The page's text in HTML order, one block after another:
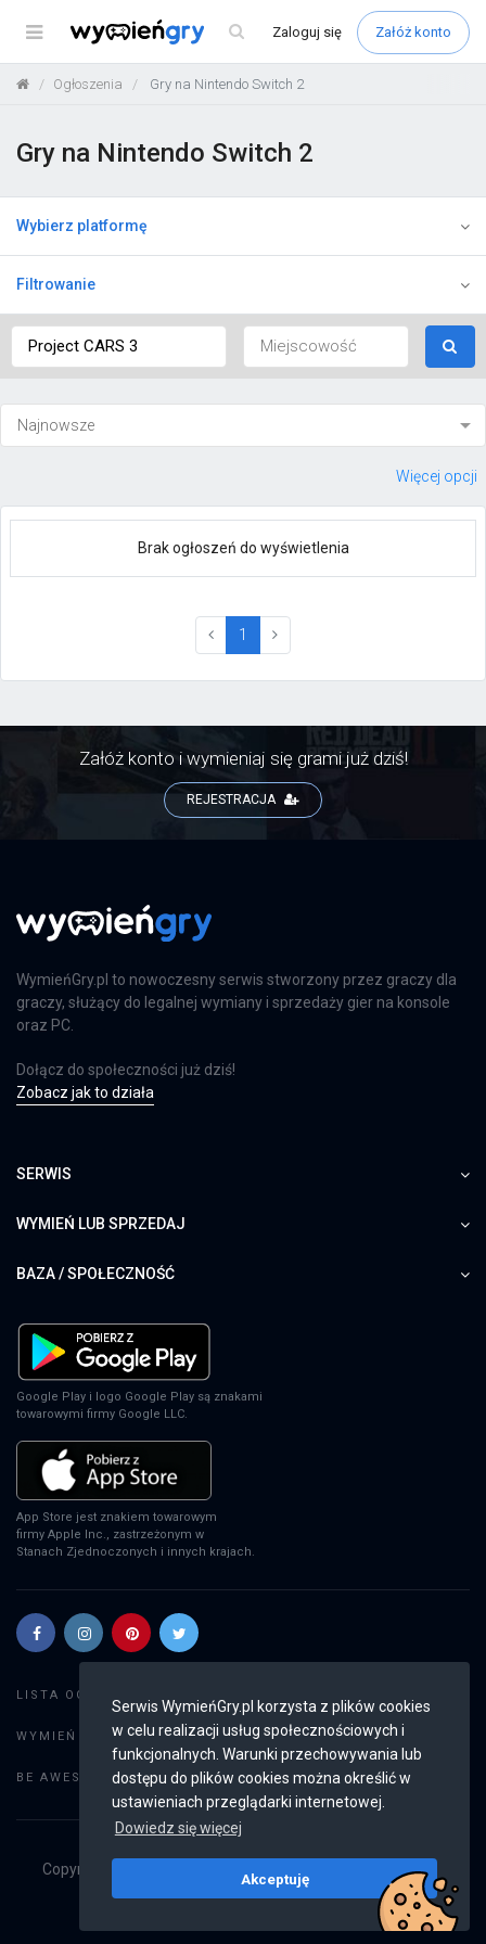
Serwis WymieńGry.pl korzysta z plików cookies
w celu realizacji usług społecznościowych i
funkcjonalnych. Warunki przechowywania lub
dostępu do plików cookies można określić w
ustawieniach przeglądarki internetowej.
Dowiedz się więcej
Akceptuję
Menu Zaloguj się Załóż konto
Ogłoszenia Gry na Nintendo Switch 2
Gry na Nintendo Switch 2
Wybierz platformę
Filtrowanie
Więcej opcji
Brak ogłoszeń do wyświetlenia
1 (current)
Załóż konto i wymieniaj się grami już dziś!
REJESTRACJA
WymieńGry.pl to nowoczesny serwis stworzony przez graczy dla
graczy, służący do legalnej wymiany i sprzedaży gier na konsole
oraz PC.
Dołącz do społeczności już dziś!
Zobacz jak to działa
SERWIS
WYMIEŃ LUB SPRZEDAJ
BAZA / SPOŁECZNOŚĆ
Google Play i logo Google Play są znakami
towarowymi firmy Google LLC.
App Store jest znakiem towarowym
firmy Apple Inc., zastrzeżonym w
Stanach Zjednoczonych i innych krajach.
LISTA OGŁOSZEŃ:
WYMIEŃ GRY: Dodaj ogłoszenie
BE AWESOME: Weryfikacja konta
Copyright © 2019 - 2026
Wszystkie prawa
v2.8.4